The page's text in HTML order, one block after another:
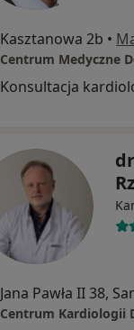
Kasztanowa 2b •
Centrum Medyczne
Konsultacja
Jana Pawła II 38,
Centrum Kardiologii